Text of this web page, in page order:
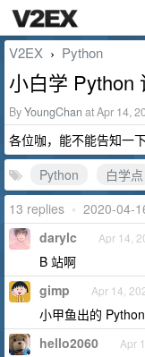
V2EX › Python
小白学 Python
ByYoungChan at Apr 14,
各位咖，能不能告知一
Python
白学点
13 replies • 2020-04-
darylc Apr 14,
B 站啊
gimp Apr 14,
小甲鱼出的
hello2060 Apr